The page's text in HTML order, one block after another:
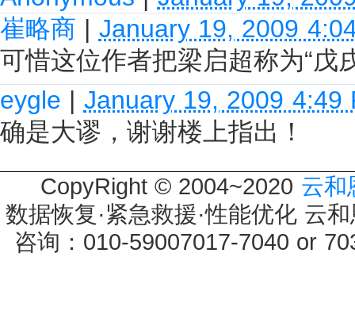
崔略商 | January 19, 2009
可惜这位作者把梁启超称为“戊
eygle | January 19, 2009 4:49
确是大谬，谢谢楼上指出！
CopyRight © 2004~2020 云和
数据恢复·紧急救援·性能优化 云
咨询：010-59007017-7040 or